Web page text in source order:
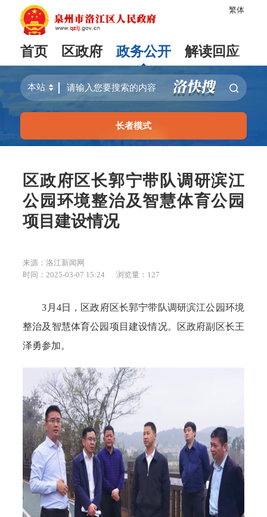
繁体
首页 区政府 政务公开 解读回应
长者模式
区政府区长郭宁带队调研滨江
公园环境整治及智慧体育公园
项目建设情况
来源：洛江新闻网
时间：2025-03-07 15:24
浏览量： 127
3月4日，区政府区长郭宁带队调研滨江公园环境
整治及智慧体育公园项目建设情况。区政府副区长王
泽勇参加。